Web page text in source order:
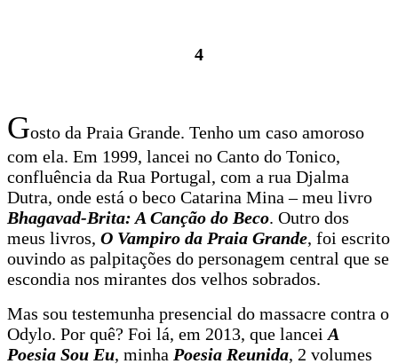
4
Gosto da Praia Grande. Tenho um caso amoroso
com ela. Em 1999, lancei no Canto do Tonico,
confluência da Rua Portugal, com a rua Djalma
Dutra, onde está o beco Catarina Mina – meu livro
Bhagavad-Brita: A Canção do Beco. Outro dos
meus livros, O Vampiro da Praia Grande, foi escrito
ouvindo as palpitações do personagem central que se
escondia nos mirantes dos velhos sobrados.
Mas sou testemunha presencial do massacre contra o
Odylo. Por quê? Foi lá, em 2013, que lancei A
Poesia Sou Eu, minha Poesia Reunida, 2 volumes